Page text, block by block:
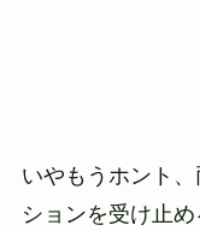
いやもうホント
ションを受け止